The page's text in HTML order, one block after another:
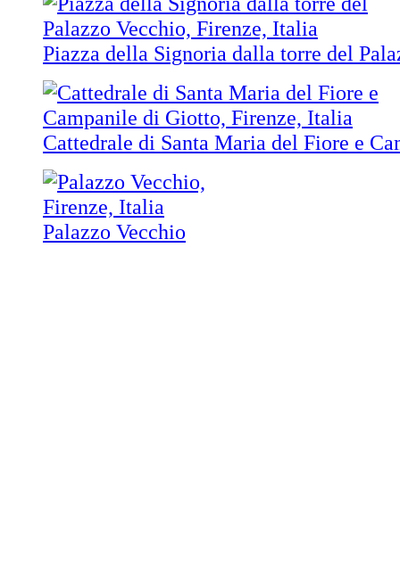
Piazza della Signoria dalla torre del
Cattedrale di Santa Maria del Fiore e
Palazzo Vecchio